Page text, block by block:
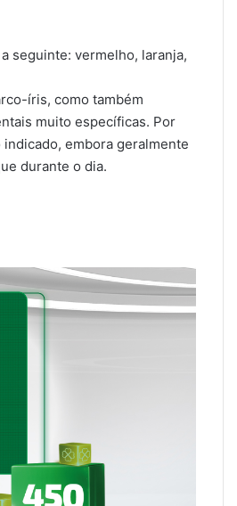
seguinte: vermelho, laranja,
íris, como também
muito específicas. Por
embora geralmente
durante o dia.